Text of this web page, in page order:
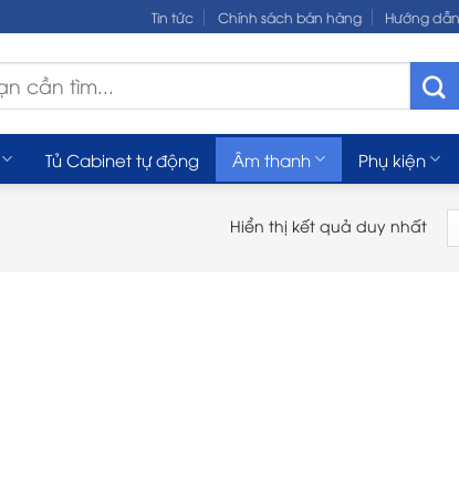
Tin tức Chính sách bán hàng Hướng
Tủ Cabinet tự động Âm thanh Phụ kiện
Hiển thị kết quả duy nhất